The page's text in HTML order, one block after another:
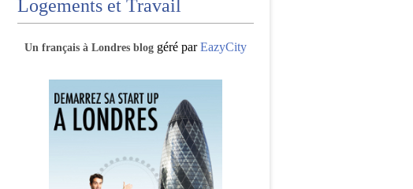
Logements et Travail
Un français à Londres blog géré parEazyCity